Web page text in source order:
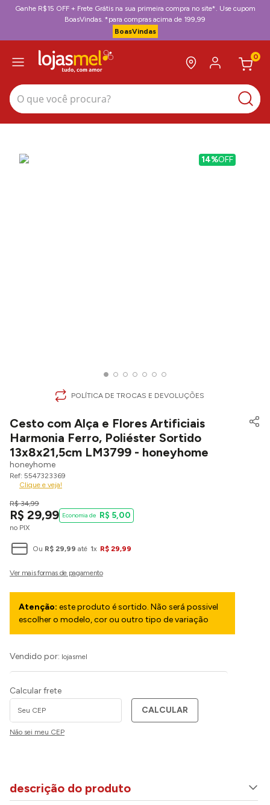
Ganhe R$15 OFF + Frete Grátis na sua primeira compra no site*. Use cupom
BoasVindas. *para compras acima de 199,99
BoasVindas
0
O que você procura?
14%OFF
POLÍTICA DE TROCAS E DEVOLUÇÕES
Cesto com Alça e Flores Artificiais
Harmonia Ferro, Poliéster Sortido
13x8x21,5cm LM3799 - honeyhome
honeyhome
5547323369
Clique e veja!
R$ 34,99
R$ 29,99
no PIX
R$ 5,00
Ou R$ 29,99 até 1x R$ 29,99
Atenção: este produto é sortido. Não será possivel
escolher o modelo, cor ou outro tipo de variação
Vendido por: lojasmel
Calcular frete
CALCULAR
Não sei meu CEP
descrição do produto